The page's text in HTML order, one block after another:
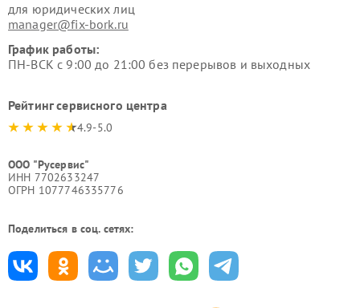
для юридических лиц
manager@fix-bork.ru
График работы:
ПН-ВСК с 9:00 до 21:00 без перерывов и выходных
Рейтинг сервисного центра
4.9-5.0
ООО "Русервис"
ИНН 7702633247
ОГРН 1077746335776
Поделиться в соц. сетях: